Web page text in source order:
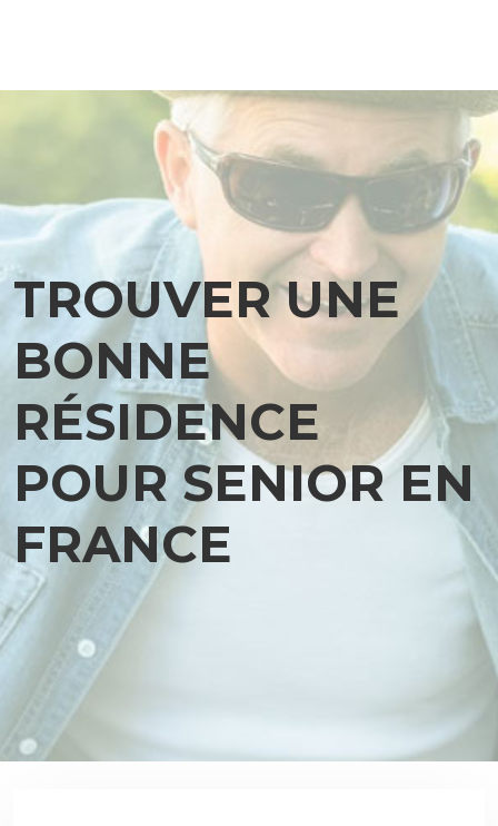
TROUVER UNE
BONNE
RÉSIDENCE
POUR SENIOR EN
FRANCE